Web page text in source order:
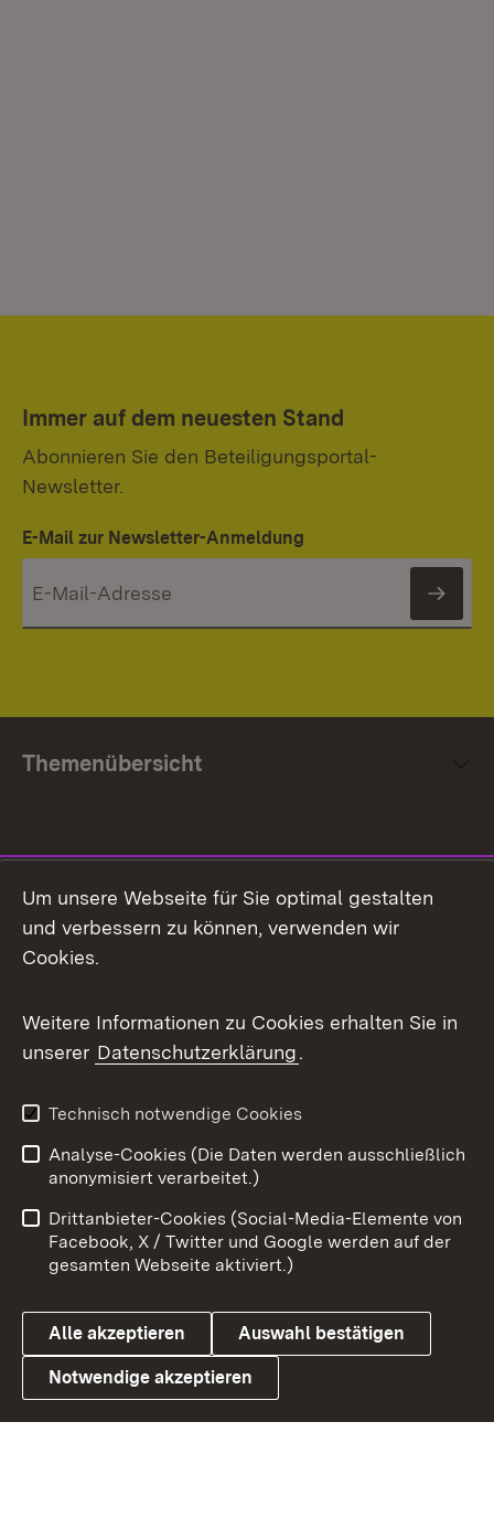
Immer auf dem neuesten Stand
Abonnieren Sie den Beteiligungsportal-
Newsletter.
E-Mail zur Newsletter-Anmeldung
Themenübersicht
Facebook
X / Twitter
Youtube
Link zum Landesportal
Impressum
Kontakt
Barrierefreiheit
Datenschutz
Cookies
Um unsere Webseite für Sie optimal gestalten
und verbessern zu können, verwenden wir
Cookies.
Weitere Informationen zu Cookies erhalten Sie in
unserer Datenschutzerklärung.
Technisch notwendige Cookies
Analyse-Cookies (Die Daten werden ausschließlich
anonymisiert verarbeitet.)
Drittanbieter-Cookies (Social-Media-Elemente von
Facebook, X / Twitter und Google werden auf der
gesamten Webseite aktiviert.)
Alle akzeptieren Auswahl bestätigen
Notwendige akzeptieren